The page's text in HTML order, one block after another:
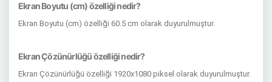
Ekran Boyutu (cm) özelliği nedir?
Ekran Boyutu (cm) özelliği 60.5 cm olarak duyurulmuştur.
Ekran Çözünürlüğü özelliği nedir?
Ekran Çözünürlüğü özelliği 1920x1080 piksel olarak duyurulmuştur.